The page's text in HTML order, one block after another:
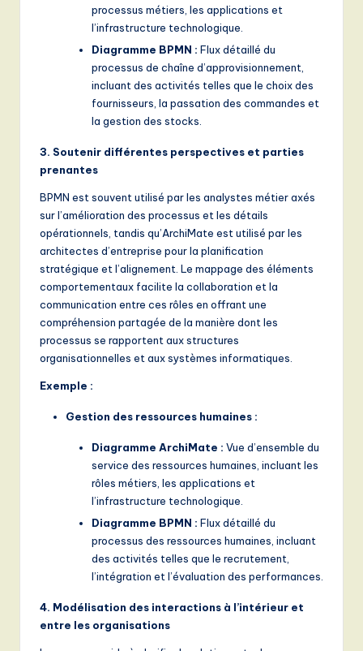
processus métiers, les applications et
l’infrastructure technologique.
Diagramme BPMN : Flux détaillé du
processus de chaîne d’approvisionnement,
incluant des activités telles que le choix des
fournisseurs, la passation des commandes et
la gestion des stocks.
3. Soutenir différentes perspectives et parties
prenantes
BPMN est souvent utilisé par les analystes métier axés
sur l’amélioration des processus et les détails
opérationnels, tandis qu’ArchiMate est utilisé par les
architectes d’entreprise pour la planification
stratégique et l’alignement. Le mappage des éléments
comportementaux facilite la collaboration et la
communication entre ces rôles en offrant une
compréhension partagée de la manière dont les
processus se rapportent aux structures
organisationnelles et aux systèmes informatiques.
Exemple :
Gestion des ressources humaines :
Diagramme ArchiMate : Vue d’ensemble du
service des ressources humaines, incluant les
rôles métiers, les applications et
l’infrastructure technologique.
Diagramme BPMN : Flux détaillé du
processus des ressources humaines, incluant
des activités telles que le recrutement,
l’intégration et l’évaluation des performances.
4. Modélisation des interactions à l’intérieur et
entre les organisations